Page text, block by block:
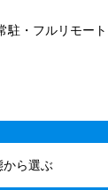
駐・フルリモー
から選ぶ